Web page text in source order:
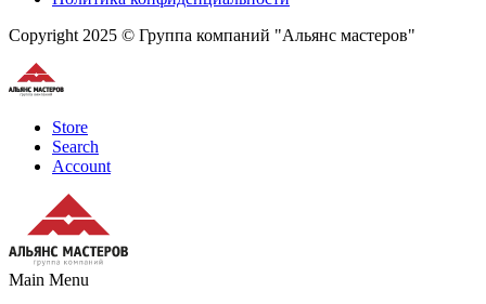
Copyright 2025 © Группа компаний "Альянс мастеров"
Store
Search
Account
Main Menu